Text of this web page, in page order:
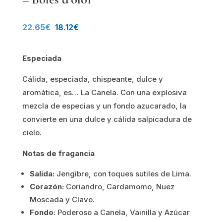
22.65€ El
original
era:
22.65€.
18.12€El
es:
18.12€.
Especiada
Cálida, especiada, chispeante, dulce y
aromática, es… La Canela. Con una explosiva
mezcla de especias y un fondo azucarado, la
convierte en una dulce y cálida salpicadura de
cielo.
Notas de fragancia
Salida: Jengibre, con toques sutiles de Lima.
Corazón: Coriandro, Cardamomo, Nuez
Moscada y Clavo.
Fondo: Poderoso a Canela, Vainilla y Azúcar